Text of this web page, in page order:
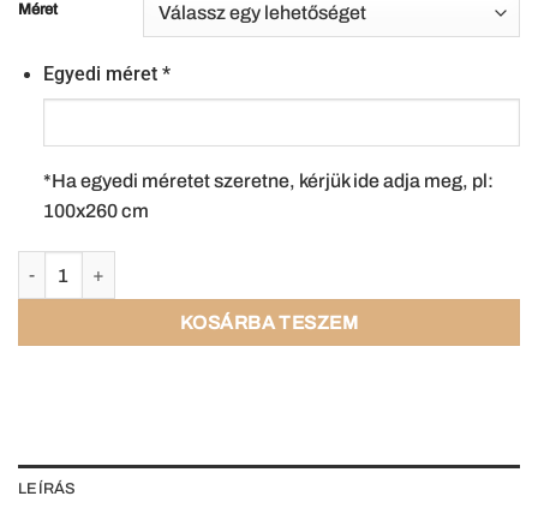
Méret
Egyedi méret*
*Ha egyedi méretet szeretne, kérjük ide adja meg, pl:
100x260 cm
KOSÁRBA TESZEM
LEÍRÁS